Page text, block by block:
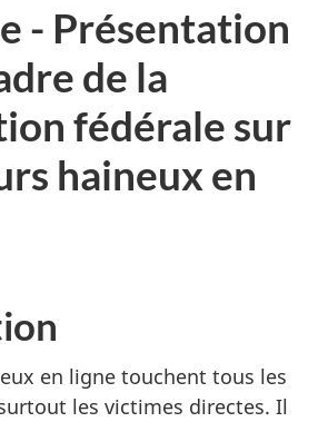
- Présentation
de la
fédérale sur
haineux en
en ligne touchent tous les
les victimes directes. Il